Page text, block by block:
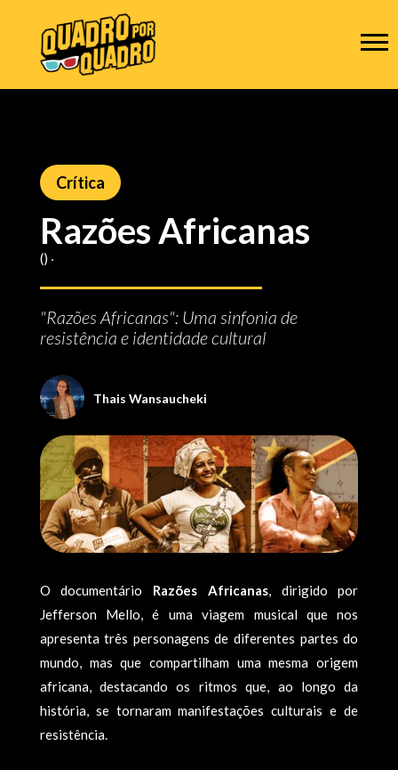
Crítica
Razões Africanas
() ‧
"Razões Africanas": Uma sinfonia de
resistência e identidade cultural
Thais Wansaucheki
O documentário Razões Africanas, dirigido por
Jefferson Mello, é uma viagem musical que nos
apresenta três personagens de diferentes partes do
mundo, mas que compartilham uma mesma origem
africana, destacando os ritmos que, ao longo da
história, se tornaram manifestações culturais e de
resistência.